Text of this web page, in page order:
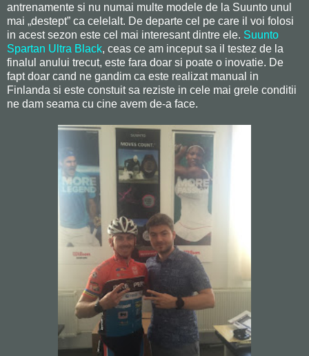
antrenamente si nu numai multe modele de la Suunto unul
mai „destept” ca celelalt. De departe cel pe care il voi folosi
in acest sezon este cel mai interesant dintre ele. Suunto
Spartan Ultra Black, ceas ce am inceput sa il testez de la
finalul anului trecut, este fara doar si poate o inovatie. De
fapt doar cand ne gandim ca este realizat manual in
Finlanda si este constuit sa reziste in cele mai grele conditii
ne dam seama cu cine avem de-a face.